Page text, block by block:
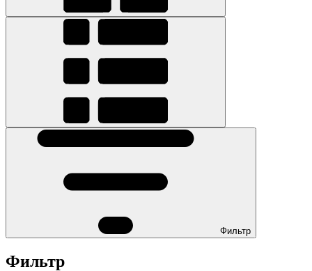
Фильтр
Фильтр